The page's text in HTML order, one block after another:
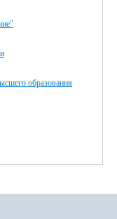
образования